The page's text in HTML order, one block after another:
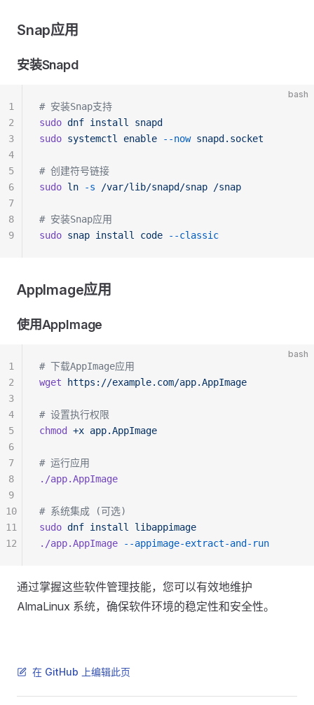
Snap应用
安装Snapd
bash
# 安装Snap支持
sudo dnf install
snapd
sudo systemctl enable --now snapd.socket
# 创建符号链接
sudo ln -s /var/lib/snapd/snap /snap
# 安装Snap应用
sudo snap install code --classic
1
2
3
4
5
6
7
8
9
AppImage应用
使用AppImage
bash
# 下载AppImage应用
wget https://example.com/app.AppImage
# 设置执行权限
chmod
+x app.AppImage
# 运行应用
./app.AppImage
# 系统集成 (可选)
sudo dnf install
libappimage
./app.AppImage --appimage-extract-and-run
1
2
3
4
5
6
7
8
9
10
11
12
通过掌握这些软件管理技能，您可以有效地维护
AlmaLinux 系统，确保软件环境的稳定性和安全性。
在 GitHub 上编辑此页